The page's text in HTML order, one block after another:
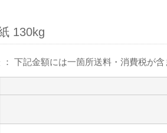
130kg
： 下記金額には一箇所送料・消費税が含